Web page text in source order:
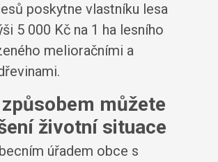
poskytne vlastníku lesa
5 000 Kč na 1 ha lesního
melioračními a
můžete
životní situace
úřadem obce s